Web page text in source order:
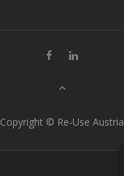
Copyright © Re-Use Austria